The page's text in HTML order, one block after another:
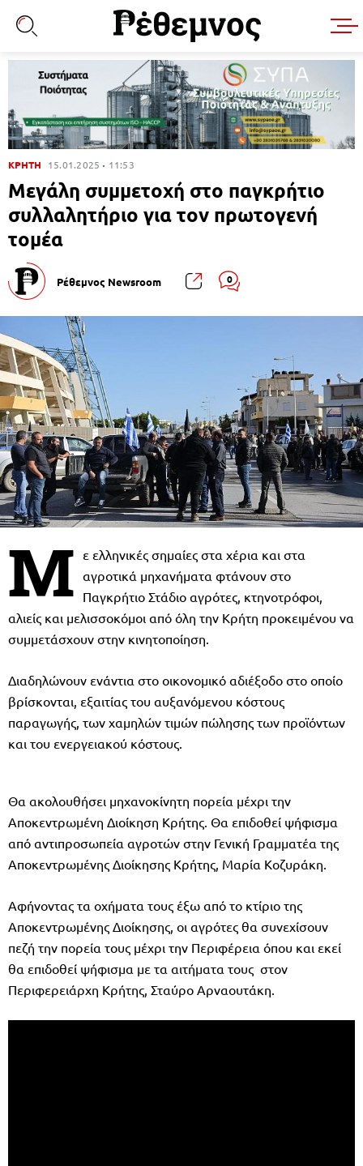
ΚΡΗΤΗ 15.01.2025 11:53
Μεγάλη συμμετοχή στο παγκρήτιο
συλλαλητήριο για τον πρωτογενή
τομέα
Ρέθεμνος Newsroom 0
Μ ε ελληνικές σημαίες στα χέρια και στα
αγροτικά μηχανήματα φτάνουν στο
Παγκρήτιο Στάδιο αγρότες, κτηνοτρόφοι,
αλιείς και μελισσοκόμοι από όλη την Κρήτη προκειμένου να
συμμετάσχουν στην κινητοποίηση.
Διαδηλώνουν ενάντια στο οικονομικό αδιέξοδο στο οποίο
βρίσκονται, εξαιτίας του αυξανόμενου κόστους
παραγωγής, των χαμηλών τιμών πώλησης των προϊόντων
και του ενεργειακού κόστους.
Θα ακολουθήσει μηχανοκίνητη πορεία μέχρι την
Αποκεντρωμένη Διοίκηση Κρήτης. Θα επιδοθεί ψήφισμα
από αντιπροσωπεία αγροτών στην Γενική Γραμματέα της
Αποκεντρωμένης Διοίκησης Κρήτης, Μαρία Κοζυράκη.
Αφήνοντας τα οχήματα τους έξω από το κτίριο της
Αποκεντρωμένης Διοίκησης, οι αγρότες θα συνεχίσουν
πεζή την πορεία τους μέχρι την Περιφέρεια όπου και εκεί
θα επιδοθεί ψήφισμα με τα αιτήματα τους στον
Περιφερειάρχη Κρήτης, Σταύρο Αρναουτάκη.